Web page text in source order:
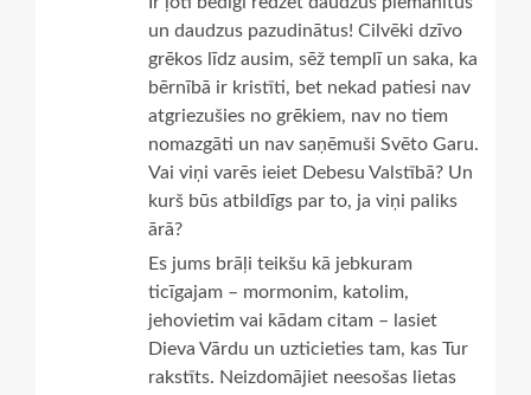
un daudzus pazudinātus! Cilvēki dzīvo
grēkos līdz ausim, sēž templī un saka, ka
bērnībā ir kristīti, bet nekad patiesi nav
atgriezušies no grēkiem, nav no tiem
nomazgāti un nav saņēmuši Svēto Garu.
Vai viņi varēs ieiet Debesu Valstībā? Un
kurš būs atbildīgs par to, ja viņi paliks
ārā?
Es jums brāļi teikšu kā jebkuram
ticīgajam – mormonim, katolim,
jehovietim vai kādam citam – lasiet
Dieva Vārdu un uzticieties tam, kas Tur
rakstīts. Neizdomājiet neesošas lietas